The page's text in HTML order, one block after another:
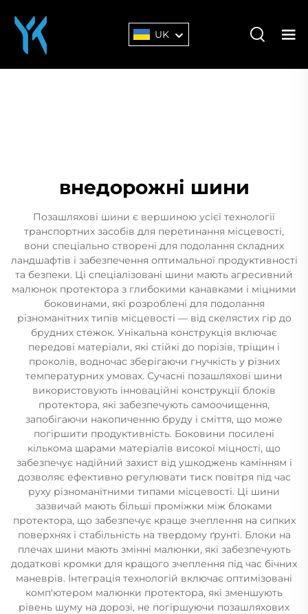
UK
внедорожні шини
Позашляхові шини є вершиною усієї технології
транспортних засобів для перетинання місцевості,
вони спеціально створені для подолання складних
ландшафтів і забезпечення оптимальної продуктивності
та безпеки. Ці спеціалізовані шини мають агресивний
малюнок протектора з глибокими канавками і міцними
боковинами, які розроблені для подолання
різноманітних типів місцевості — від скелястих гір до
брудних стежок. Унікальна конструкція включає
передові матеріали, які стійкі до порізів, тріщин і
проколів, водночас зберігаючи гнучкість у різних
температурних умовах. Сучасні позашляхові шини
використовують інноваційні конструкції блоків
протектора, які забезпечують самоочищення,
запобігаючи накопиченню бруду і сміття, що може
погіршити продуктивність. Боковини посилені
кількома шарами матеріалів високої міцності, що
забезпечує надійний захист від ушкоджень камінням і
дозволяє ефективно регулювати тиск повітря під час
руху різноманітними типами місцевості. Ці шини
зазвичай мають більші проміжки між блоками
протектора, що забезпечує краще зчеплення на сипких
поверхнях і стабільність на твердому ґрунті. Блоки на
плечах шини мають змінні малюнки, які забезпечують
додаткові кромки для кращого зчеплення під час бічних
маневрів. Інтеграція технологій включає оптимізовані
комп'ютером малюнки протектора, які зменшують
рівень шуму на дорозі, не погіршуючи позашляхових